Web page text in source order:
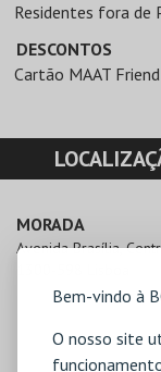
Bem-vindo à
O nosso site
Residentes fora de
DESCONTOS
Cartão MAAT Friend
MORADA
Avenida Brasília,